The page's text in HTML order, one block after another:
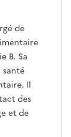
de
B. Sa
Il
des
et de